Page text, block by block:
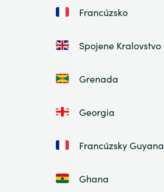
Francúzsko
Spojene Kralovstvo
Grenada
Georgia
Francúzsky Guyana
Ghana